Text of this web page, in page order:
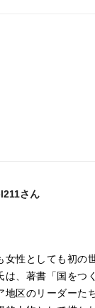
さん
性としても初の
は、著書「国をつ
地区のリーダーた